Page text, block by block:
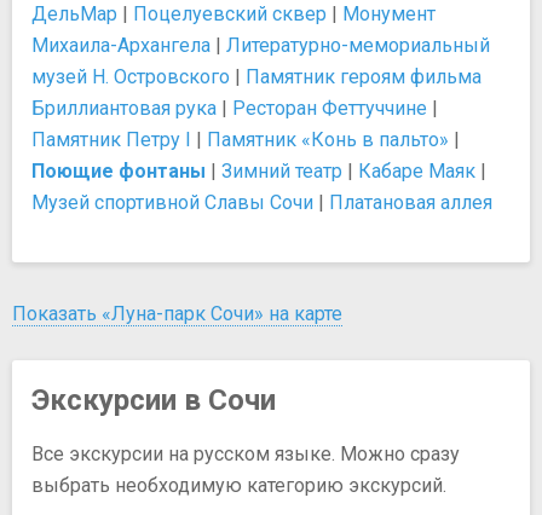
ДельМар | Поцелуевский сквер | Монумент
Михаила-Архангела | Литературно-мемориальный
музей Н. Островского | Памятник героям фильма
Бриллиантовая рука | Ресторан Феттуччине |
Памятник Петру I | Памятник «Конь в пальто» |
Поющие фонтаны | Зимний театр | Кабаре Маяк |
Музей спортивной Славы Сочи | Платановая аллея
Показать «Луна-парк Сочи» на карте
Экскурсии в Сочи
Все экскурсии на русском языке. Можно сразу
выбрать необходимую категорию экскурсий.